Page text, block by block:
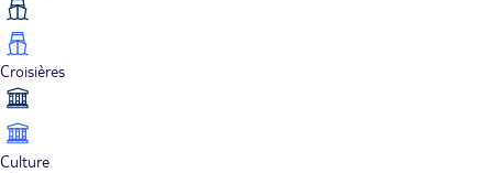
Croisières
Culture